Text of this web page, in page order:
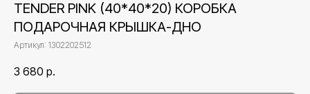
TENDER PINK (40*40*20) КОРОБКА
ПОДАРОЧНАЯ КРЫШКА-ДНО
Артикул: 1302202512
3 680 р.